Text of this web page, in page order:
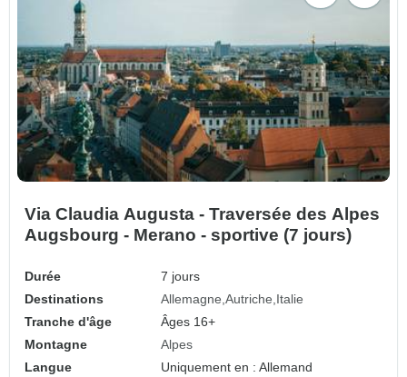
Via Claudia Augusta - Traversée des Alpes
Augsbourg - Merano - sportive (7 jours)
Durée
7 jours
Destinations
Allemagne Autriche Italie
Tranche d'âge
Âges 16+
Montagne
Alpes
Langue
Uniquement en : Allemand